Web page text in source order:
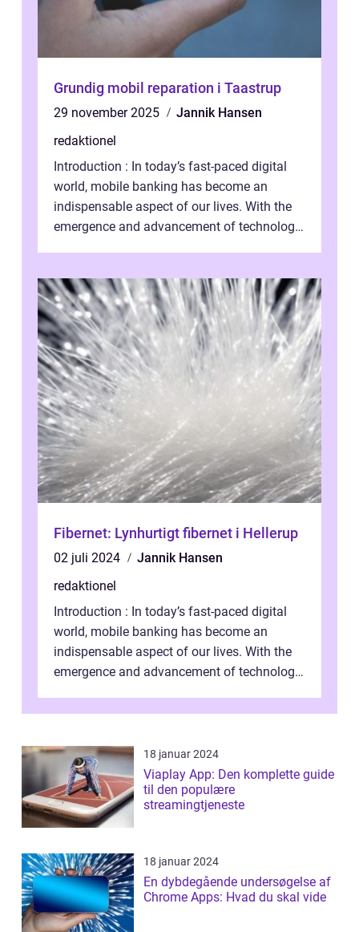
Grundig mobil reparation i Taastrup
29 november 2025
Jannik Hansen
redaktionel
Introduction : In today’s fast-paced digital
world, mobile banking has become an
indispensable aspect of our lives. With the
emergence and advancement of technology,
Fibernet: Lynhurtigt fibernet i Hellerup
02 juli 2024
Jannik Hansen
redaktionel
Introduction : In today’s fast-paced digital
world, mobile banking has become an
indispensable aspect of our lives. With the
emergence and advancement of technology,
18 januar 2024
Viaplay App: Den komplette guide
til den populære
streamingtjeneste
18 januar 2024
En dybdegående undersøgelse af
Chrome Apps: Hvad du skal vide